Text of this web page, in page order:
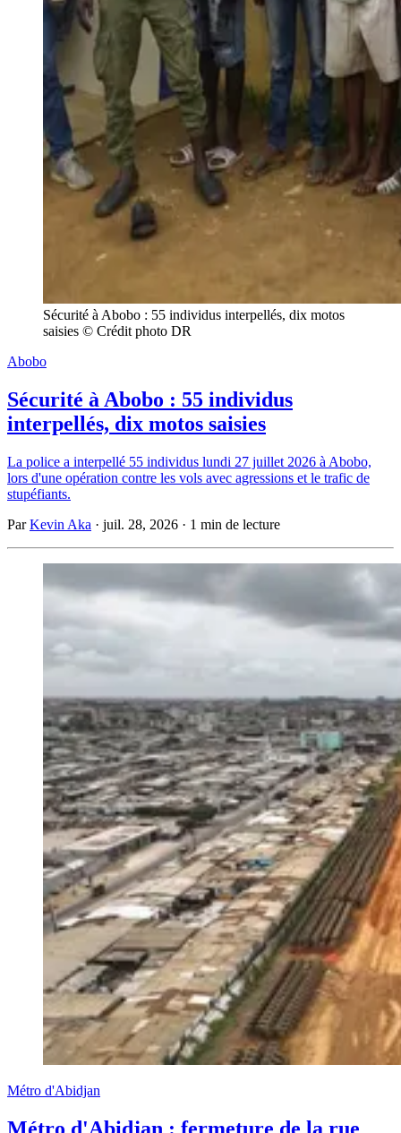
Sécurité à Abobo : 55 individus interpellés, dix motos
saisies © Crédit photo DR
Abobo
Sécurité à Abobo : 55 individus
interpellés, dix motos saisies
La police a interpellé 55 individus lundi 27 juillet 2026 à Abobo,
lors d'une opération contre les vols avec agressions et le trafic de
stupéfiants.
ParKevin Aka · juil. 28, 2026 · 1 min de lecture
Métro d'Abidjan
Métro d'Abidjan : fermeture de la rue